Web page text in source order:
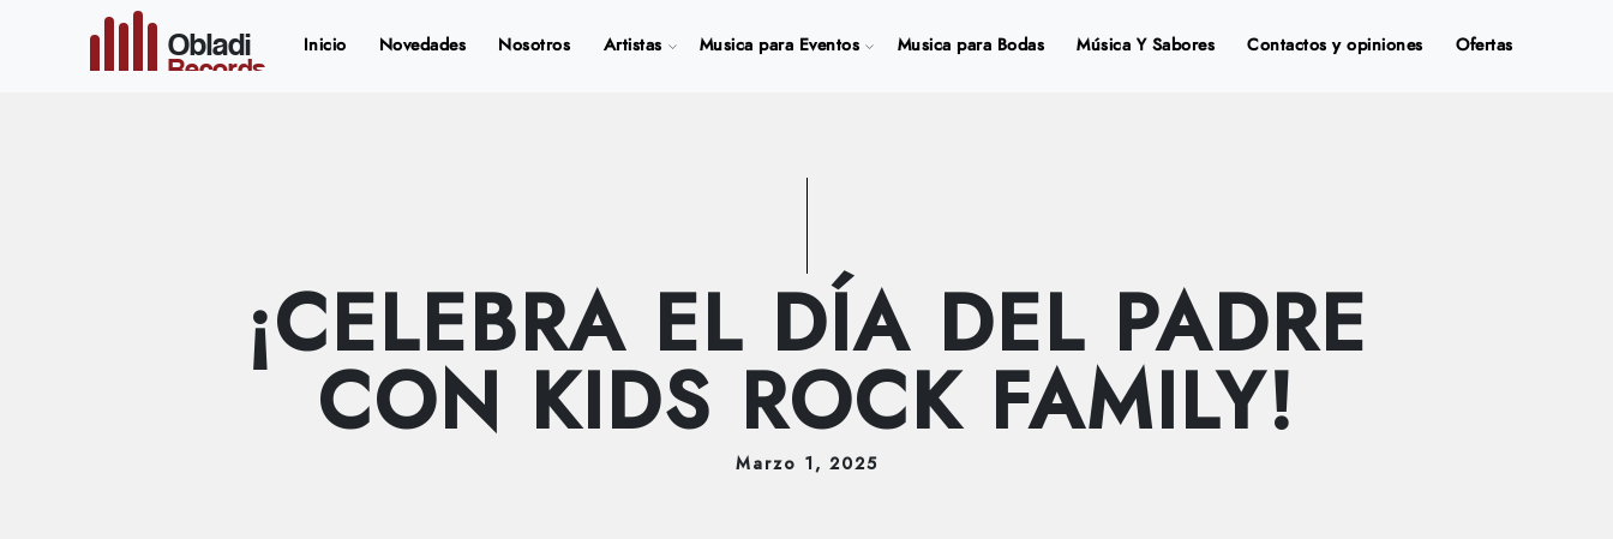
Obladi
Records Inicio(current)Novedades Nosotros Artistas Musica para Eventos Musica para Bodas Música Y Sabores Contactos y opiniones Ofertas
¡CELEBRA EL DÍA DEL PADRE
CON KIDS ROCK FAMILY!
Marzo 1, 2025